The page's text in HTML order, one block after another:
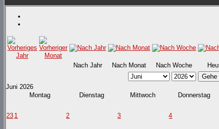
Nach Jahr Nach Monat Nach Woche
Gehe
Juni 2026
Montag
Dienstag Mittwoch Donnerstag
23 1 2 3 4